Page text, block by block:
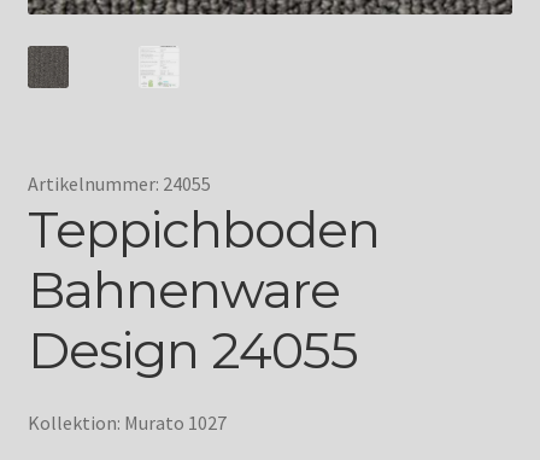
Artikelnummer: 24055
Teppichboden
Bahnenware
Design 24055
Kollektion: Murato 1027